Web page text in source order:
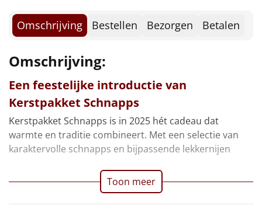
Slowcooker
Noodradio NIEUW
Deken (fleece plaid)
Alle artikelen
Overige
Ideeën
Doe het zelf
Omschrijving Bestellen Bezorgen Betalen
Omschrijving:
Een feestelijke introductie van
Kerstpakket Schnapps
Kerstpakket Schnapps is in 2025 hét cadeau dat
warmte en traditie combineert. Met een selectie van
karaktervolle schnapps en bijpassende lekkernijen
Toon meer